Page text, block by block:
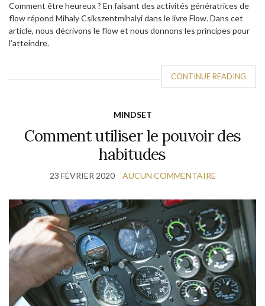
Comment être heureux ? En faisant des activités génératrices de
flow répond Mihaly Csikszentmihalyi dans le livre Flow. Dans cet
article, nous décrivons le flow et nous donnons les principes pour
l’atteindre.
CONTINUE READING
MINDSET
Comment utiliser le pouvoir des
habitudes
23 FÉVRIER 2020 AUCUN COMMENTAIRE